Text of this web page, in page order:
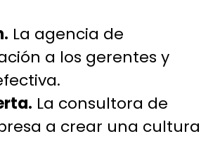
La agencia de
a los gerentes y
La consultora de
a crear una cultura